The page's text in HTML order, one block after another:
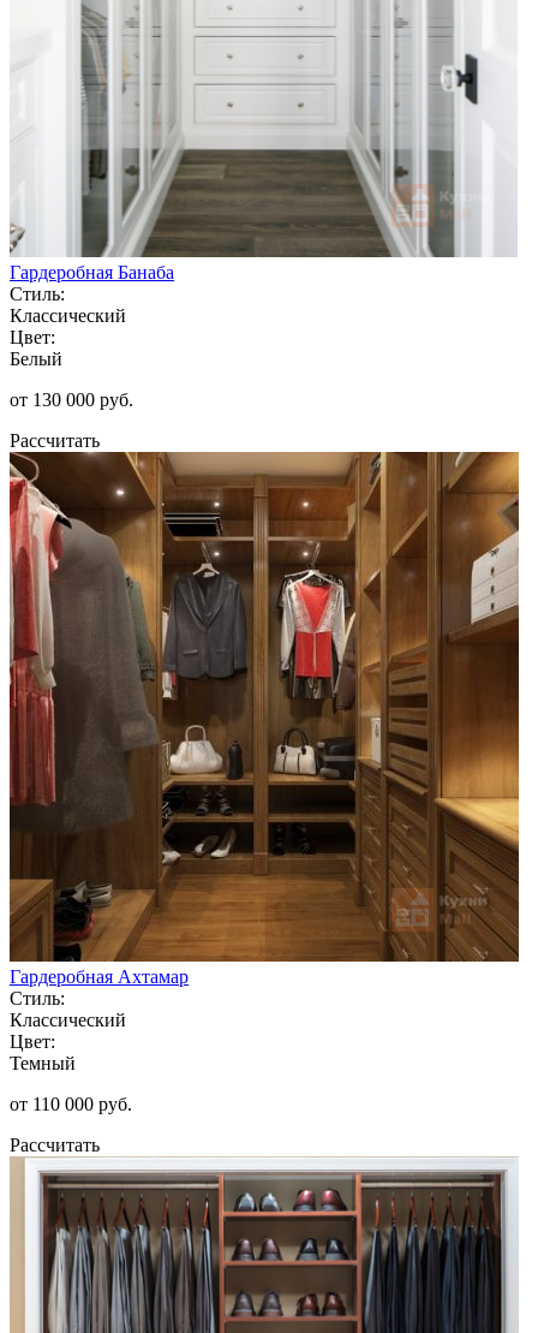
Гардеробная Банаба
Стиль:
Классический
Цвет:
Белый
от 130 000 руб.
Рассчитать
Гардеробная Ахтамар
Стиль:
Классический
Цвет:
Темный
от 110 000 руб.
Рассчитать